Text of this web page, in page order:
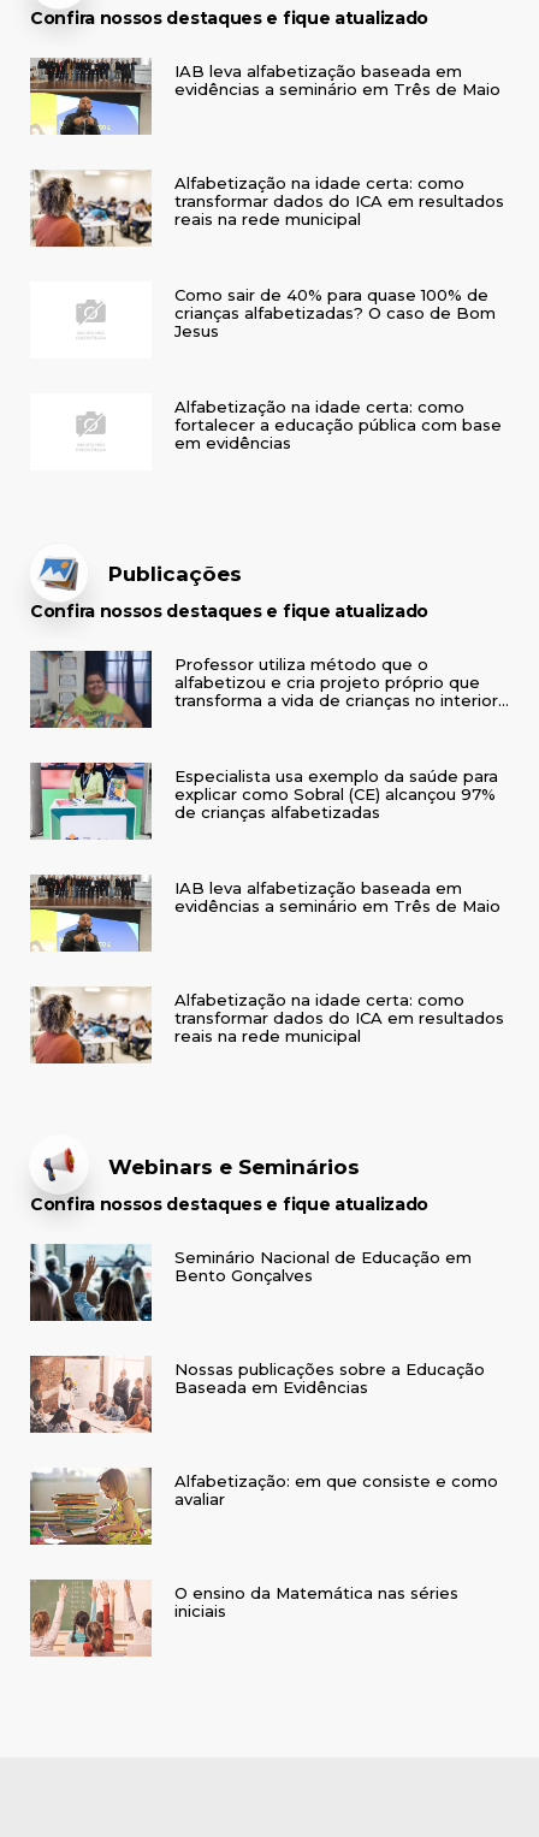
Confira nossos destaques e fique atualizado
IAB leva alfabetização baseada em
evidências a seminário em Três de Maio
Alfabetização na idade certa: como
transformar dados do ICA em resultados
reais na rede municipal
Como sair de 40% para quase 100% de
crianças alfabetizadas? O caso de Bom
Jesus
Alfabetização na idade certa: como
fortalecer a educação pública com base
em evidências
Publicações
Confira nossos destaques e fique atualizado
Professor utiliza método que o
alfabetizou e cria projeto próprio que
transforma a vida de crianças no interior
Especialista usa exemplo da saúde para
explicar como Sobral (CE) alcançou 97%
de crianças alfabetizadas
IAB leva alfabetização baseada em
evidências a seminário em Três de Maio
Alfabetização na idade certa: como
transformar dados do ICA em resultados
reais na rede municipal
Webinars e Seminários
Confira nossos destaques e fique atualizado
Seminário Nacional de Educação em
Bento Gonçalves
Nossas publicações sobre a Educação
Baseada em Evidências
Alfabetização: em que consiste e como
avaliar
O ensino da Matemática nas séries
iniciais